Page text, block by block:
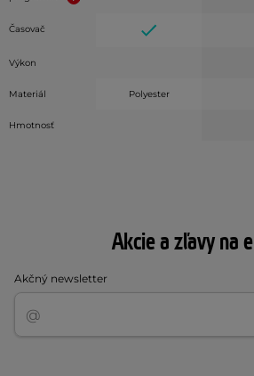
Časovač
Výkon
Materiál Polyester
Hmotnosť
Akcie a zľavy na
Akčný newsletter